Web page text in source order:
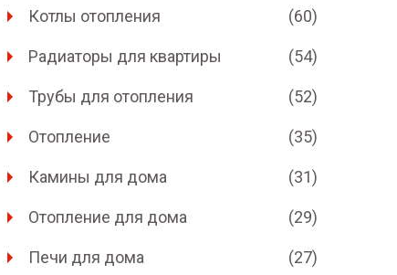
Котлы отопления (60)
Радиаторы для квартиры (54)
Трубы для отопления (52)
Отопление (35)
Камины для дома (31)
Отопление для дома (29)
Печи для дома (27)